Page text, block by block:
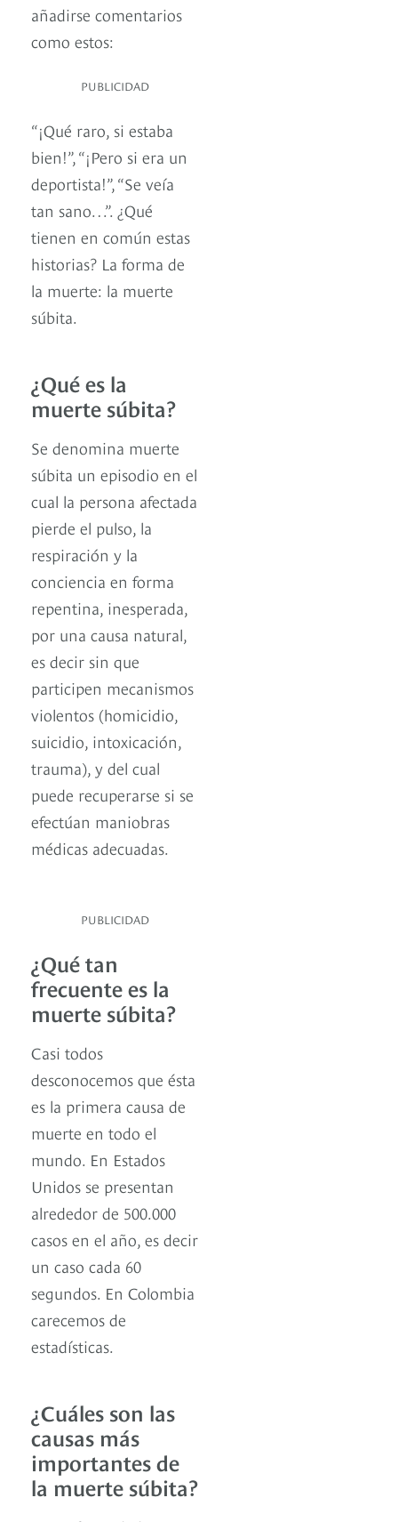
añadirse comentarios
como estos:
PUBLICIDAD
“¡Qué raro, si estaba
bien!”, “¡Pero si era un
deportista!”, “Se veía
tan sano…”. ¿Qué
tienen en común estas
historias? La forma de
la muerte: la muerte
súbita.
¿Qué es la
muerte súbita?
Se denomina muerte
súbita un episodio en el
cual la persona afectada
pierde el pulso, la
respiración y la
conciencia en forma
repentina, inesperada,
por una causa natural,
es decir sin que
participen mecanismos
violentos (homicidio,
suicidio, intoxicación,
trauma), y del cual
puede recuperarse si se
efectúan maniobras
médicas adecuadas.
PUBLICIDAD
¿Qué tan
frecuente es la
muerte súbita?
Casi todos
desconocemos que ésta
es la primera causa de
muerte en todo el
mundo. En Estados
Unidos se presentan
alrededor de 500.000
casos en el año, es decir
un caso cada 60
segundos. En Colombia
carecemos de
estadísticas.
¿Cuáles son las
causas más
importantes de
la muerte súbita?